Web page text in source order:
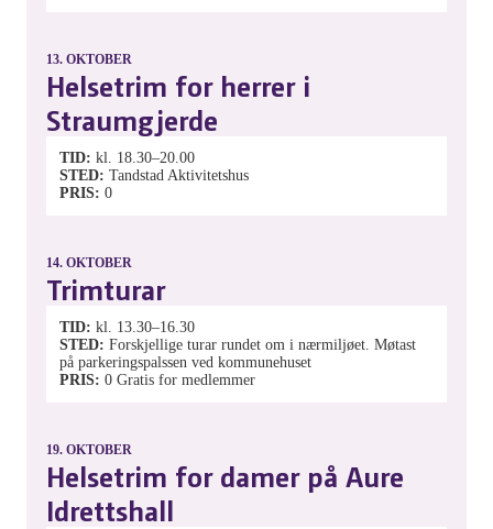
13. OKTOBER
Helsetrim for herrer i
Straumgjerde
TID kl. 18.30–20.00
STED Tandstad Aktivitetshus
PRIS 0
14. OKTOBER
Trimturar
TID kl. 13.30–16.30
STED Forskjellige turar rundet om i nærmiljøet. Møtast
på parkeringspalssen ved kommunehuset
PRIS 0 Gratis for medlemmer
19. OKTOBER
Helsetrim for damer på Aure
Idrettshall